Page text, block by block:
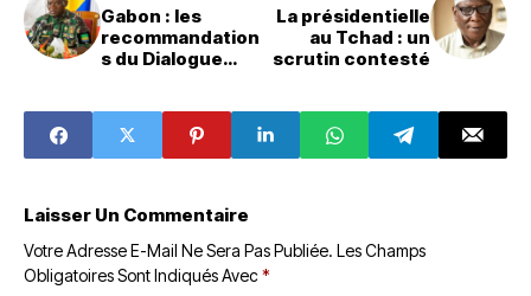
Gabon : les
recommandation
s du Dialogue
La présidentielle
au Tchad : un
scrutin contesté
Laisser Un Commentaire
Votre Adresse E-Mail Ne Sera Pas Publiée. Les Champs
Obligatoires Sont Indiqués Avec*